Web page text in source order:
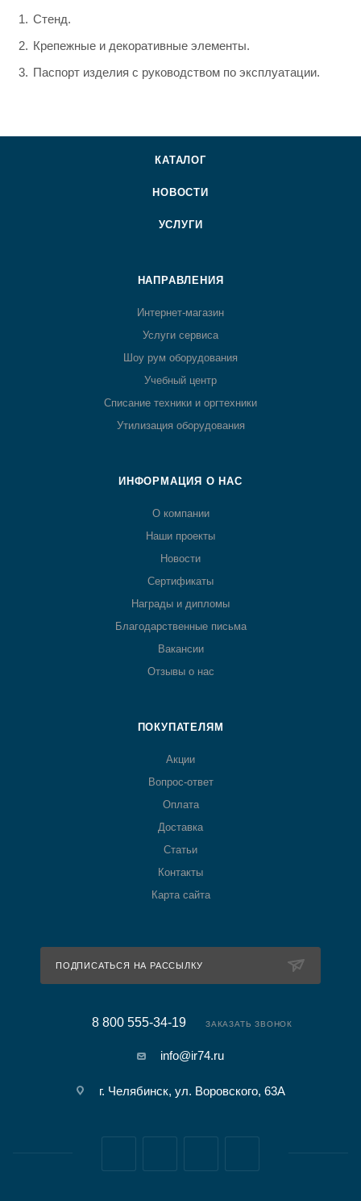
Стенд.
Крепежные и декоративные элементы.
Паспорт изделия с руководством по эксплуатации.
КАТАЛОГ
НОВОСТИ
УСЛУГИ
НАПРАВЛЕНИЯ
Интернет-магазин
Услуги сервиса
Шоу рум оборудования
Учебный центр
Списание техники и оргтехники
Утилизация оборудования
ИНФОРМАЦИЯ О НАС
О компании
Наши проекты
Новости
Сертификаты
Награды и дипломы
Благодарственные письма
Вакансии
Отзывы о нас
ПОКУПАТЕЛЯМ
Акции
Вопрос-ответ
Оплата
Доставка
Статьи
Контакты
Карта сайта
ПОДПИСАТЬСЯ НА РАССЫЛКУ
8 800 555-34-19 ЗАКАЗАТЬ ЗВОНОК
info@ir74.ru
г. Челябинск, ул. Воровского, 63А